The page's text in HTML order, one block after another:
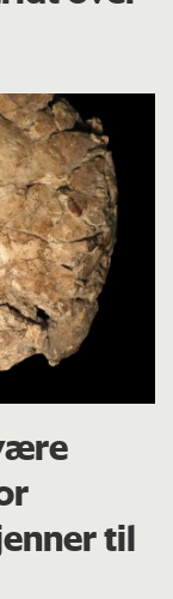
til